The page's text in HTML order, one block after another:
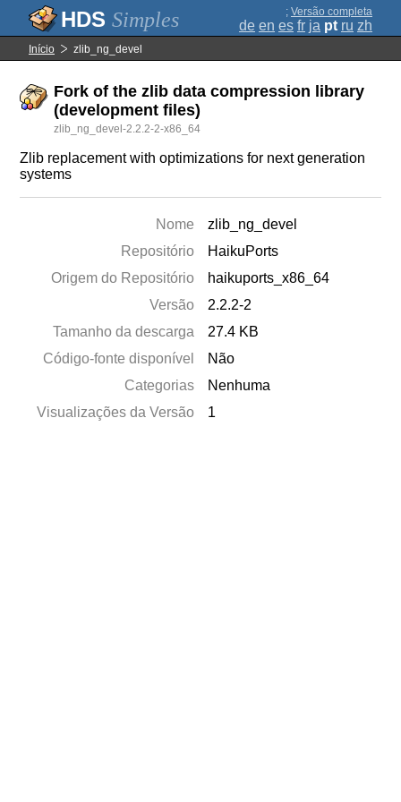
Simples ; Versão completa
de en es fr ja pt ru zh
Início zlib_ng_devel
Fork of the zlib data compression library
(development files)
zlib_ng_devel-2.2.2-2-x86_64
Zlib replacement with optimizations for next generation
systems
Nome
zlib_ng_devel
Repositório
HaikuPorts
Origem do Repositório
haikuports_x86_64
Versão
2.2.2-2
Tamanho da descarga
27.4 KB
Código-fonte disponível
Não
Categorias
Nenhuma
Visualizações da Versão
1